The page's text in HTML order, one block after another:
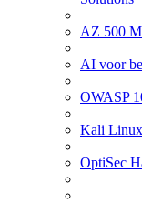
AZ 500
AI voor
OWASP
Kali
OptiSec